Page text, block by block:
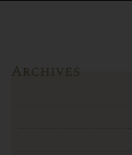
Archives